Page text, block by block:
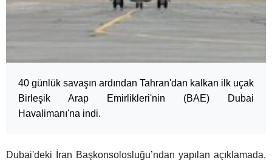
40 günlük savaşın ardından Tahran'dan kalkan ilk uçak
Birleşik Arap Emirlikleri'nin (BAE) Dubai
Havalimanı'na indi.
Dubai'deki İran Başkonsolosluğu’ndan yapılan açıklamada,